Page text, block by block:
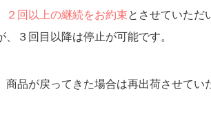
２回以上の継続をお約束とさせていただ
３回目以降は停止が可能です。
品が戻ってきた場合は再出荷させてい